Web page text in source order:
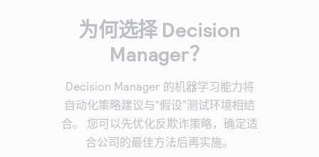
为何选择 Decision
Manager？
Decision Manager 的机器学习能力将
自动化策略建议与“假设”测试环境相结
合。 您可以先优化反欺诈策略，确定适
合公司的最佳方法后再实施。